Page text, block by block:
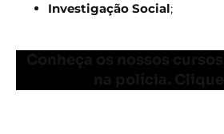
Investigação Social;